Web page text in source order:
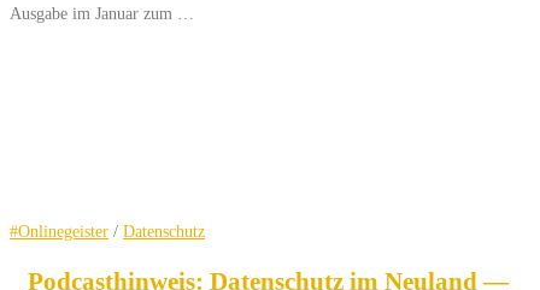
Ausgabe im Januar zum …
#Onlinegeister / Datenschutz
Podcasthinweis: Datenschutz im Neuland —